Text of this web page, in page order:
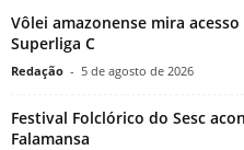
Vôlei amazonense mira
Superliga C
Redação - 5 de agosto de 2026
Festival Folclórico do Sesc
Falamansa